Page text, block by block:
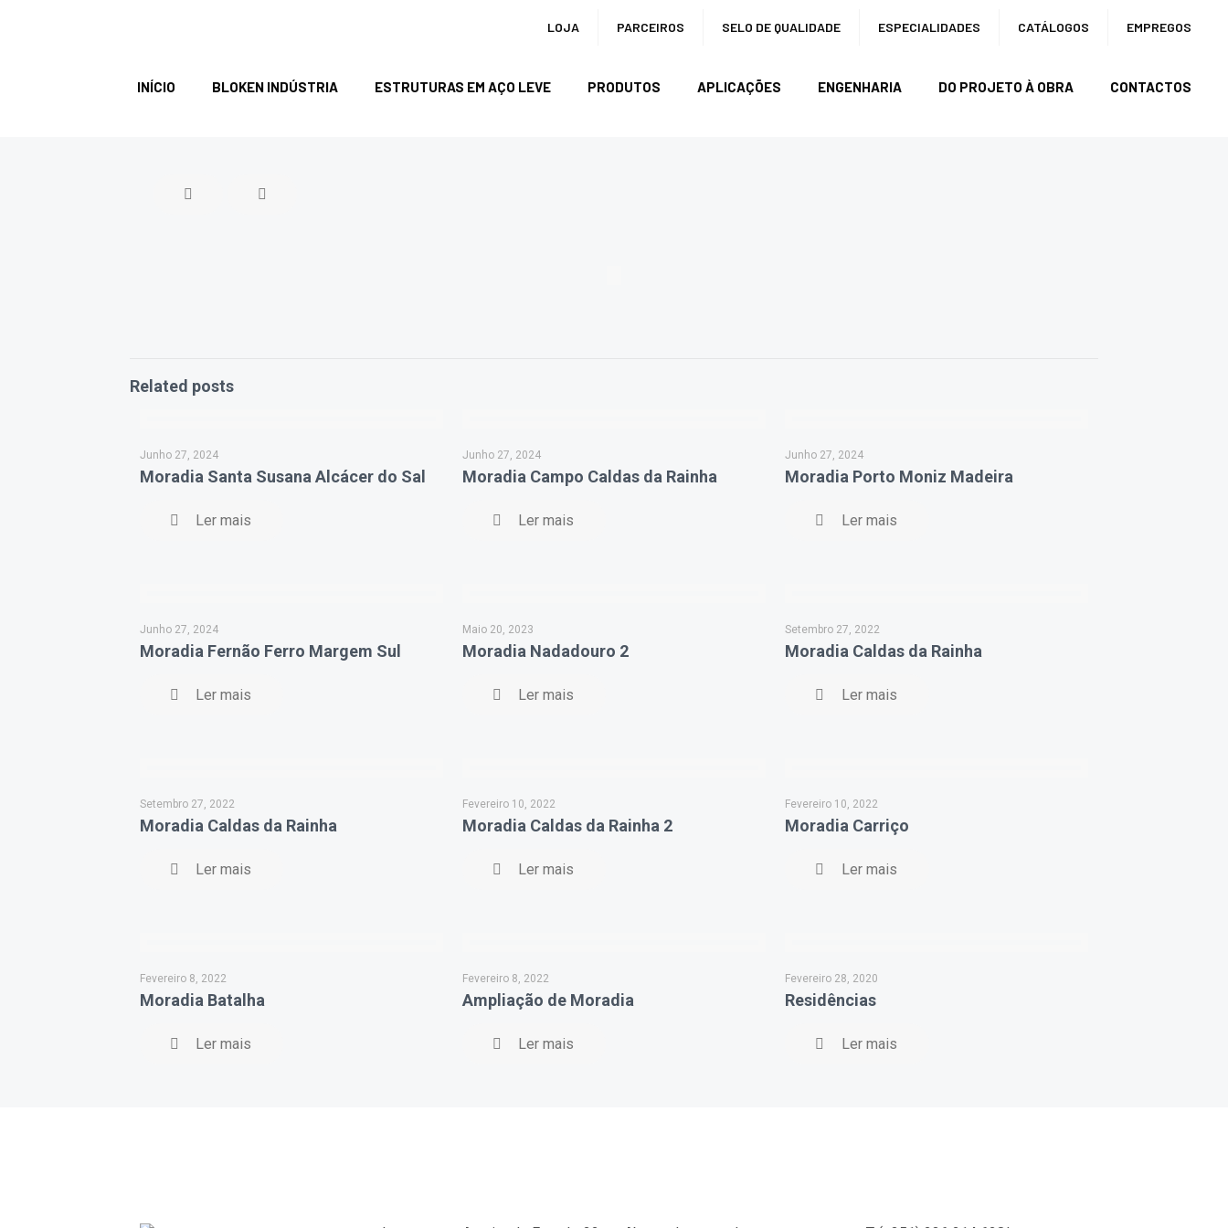
LOJA PARCEIROS SELO DE QUALIDADE ESPECIALIDADES CATÁLOGOS EMPREGOS
INÍCIO BLOKEN INDÚSTRIA ESTRUTURAS EM AÇO LEVE PRODUTOS APLICAÇÕES ENGENHARIA DO PROJETO À OBRA CONTACTOS
Related posts
Junho 27, 2024
Moradia Santa Susana Alcácer do Sal
Ler mais
Junho 27, 2024
Moradia Campo Caldas da Rainha
Ler mais
Junho 27, 2024
Moradia Porto Moniz Madeira
Ler mais
Junho 27, 2024
Moradia Fernão Ferro Margem Sul
Ler mais
Maio 20, 2023
Moradia Nadadouro 2
Ler mais
Setembro 27, 2022
Moradia Caldas da Rainha
Ler mais
Setembro 27, 2022
Moradia Caldas da Rainha
Ler mais
Fevereiro 10, 2022
Moradia Caldas da Rainha 2
Ler mais
Fevereiro 10, 2022
Moradia Carriço
Ler mais
Fevereiro 8, 2022
Moradia Batalha
Ler mais
Fevereiro 8, 2022
Ampliação de Moradia
Ler mais
Fevereiro 28, 2020
Residências
Ler mais